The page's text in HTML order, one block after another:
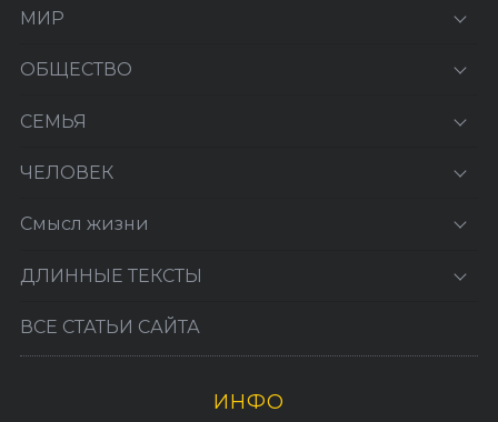
МИР
ОБЩЕСТВО
СЕМЬЯ
ЧЕЛОВЕК
Смысл жизни
ДЛИННЫЕ ТЕКСТЫ
ВСЕ СТАТЬИ САЙТА
ИНФО